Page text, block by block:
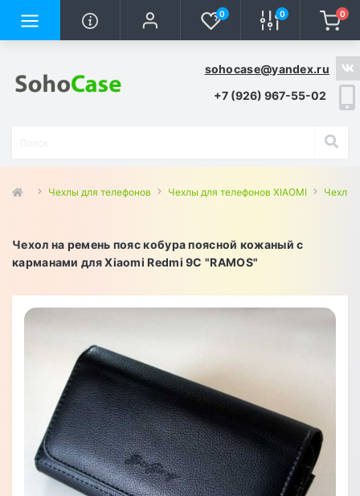
0 0 0
sohocase@yandex.ru
+7 (926) 967-55-02
Чехлы для телефонов Чехлы для телефонов XIAOMI Чехлы
Чехол на ремень пояс кобура поясной кожаный c
карманами для Xiaomi Redmi 9C "RAMOS"